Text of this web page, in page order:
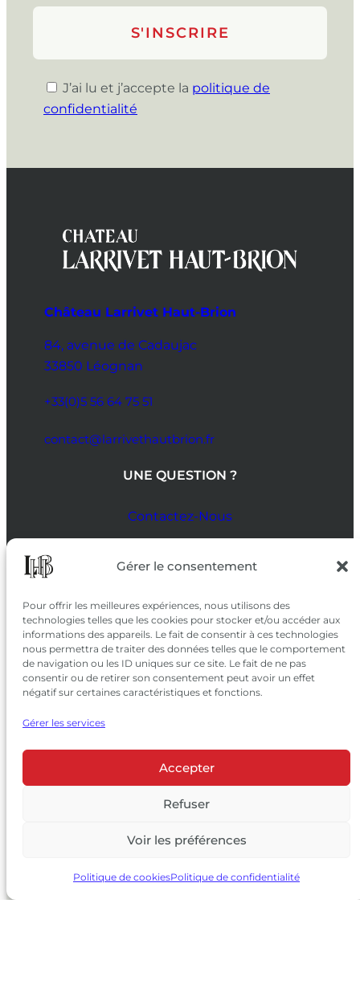
Gérer le consentement
Pour offrir les meilleures expériences, nous utilisons des
technologies telles que les cookies pour stocker et/ou accéder aux
informations des appareils. Le fait de consentir à ces technologies
nous permettra de traiter des données telles que le comportement
de navigation ou les ID uniques sur ce site. Le fait de ne pas
consentir ou de retirer son consentement peut avoir un effet
négatif sur certaines caractéristiques et fonctions.
Gérer les services
Accepter
Refuser
Voir les préférences
Politique de cookiesPolitique de confidentialité
J’ai lu et j’accepte la politique de
confidentialité
Château Larrivet Haut-Brion
84, avenue de Cadaujac
33850 Léognan
+33(0)5 56 64 75 51
contact@larrivethautbrion.fr
UNE QUESTION ?
Contactez-Nous
SUIVEZ-NOUS
SUR LES RÉSEAUX
© 2026 Château Larrivet Haut-Brion |
Mentions légales|Politique de confidentialité
|CGV
L’ABUS D’ALCOOL EST DANGEREUX POUR LA SANTÉ, À